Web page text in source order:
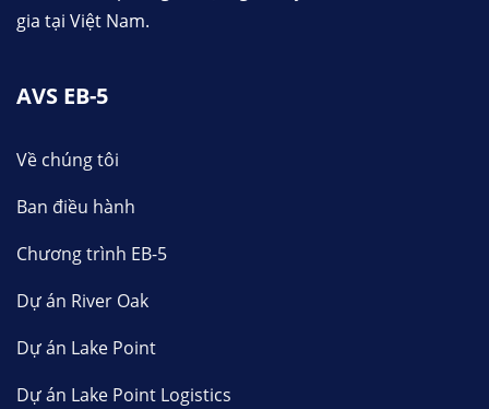
gia tại Việt Nam.
AVS EB-5
Về chúng tôi
Ban điều hành
Chương trình EB-5
Dự án River Oak
Dự án Lake Point
Dự án Lake Point Logistics